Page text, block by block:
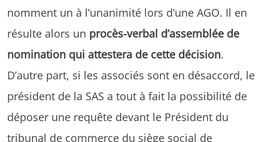
nomment un à l’unanimité lors d’une AGO. Il en
résulte alors un procès-verbal d’assemblée de
nomination qui attestera de cette décision.
D’autre part, si les associés sont en désaccord, le
président de la SAS a tout à fait la possibilité de
déposer une requête devant le Président du
tribunal de commerce du siège social de